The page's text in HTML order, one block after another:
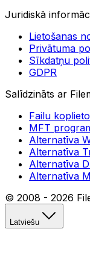
Juridiskā
Lietošanas
Privātuma
Sīkdatņu
GDPR
Salīdzināts ar
Failu
MFT
Alternatīva
Alternatīva
Alternatīva
Alternatīva
© 2008 - 2026
Latviešu